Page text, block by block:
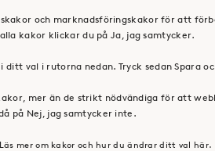
2023.
och marknadsföringskakor för att
kakor klickar du på Ja, jag samtycker.
val i rutorna nedan. Tryck sedan Spara
mer än de strikt nödvändiga för att
på Nej, jag samtycker inte.
Läs mer om kakor och hur du ändrar ditt val här.